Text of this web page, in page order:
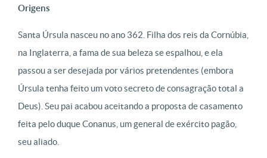
Origens
Santa Úrsula nasceu no ano 362. Filha dos reis da Cornúbia,
na Inglaterra, a fama de sua beleza se espalhou, e ela
passou a ser desejada por vários pretendentes (embora
Úrsula tenha feito um voto secreto de consagração total a
Deus). Seu pai acabou aceitando a proposta de casamento
feita pelo duque Conanus, um general de exército pagão,
seu aliado.